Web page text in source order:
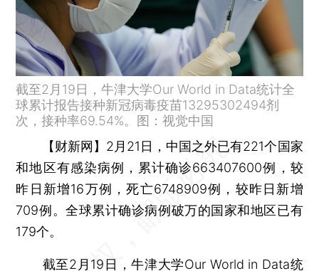
截至2月19日，牛津大学Our World in Data统计全
球累计报告接种新冠病毒疫苗13295302494剂
次，接种率69.54%。图：视觉中国
【财新网】 2月21日，中国之外已有221个国家
和地区有感染病例，累计确诊663407600例，较
昨日新增16万例，死亡6748909例，较昨日新增
709例。全球累计确诊病例破万的国家和地区已有
179个。
截至2月19日，牛津大学Our World in Data统